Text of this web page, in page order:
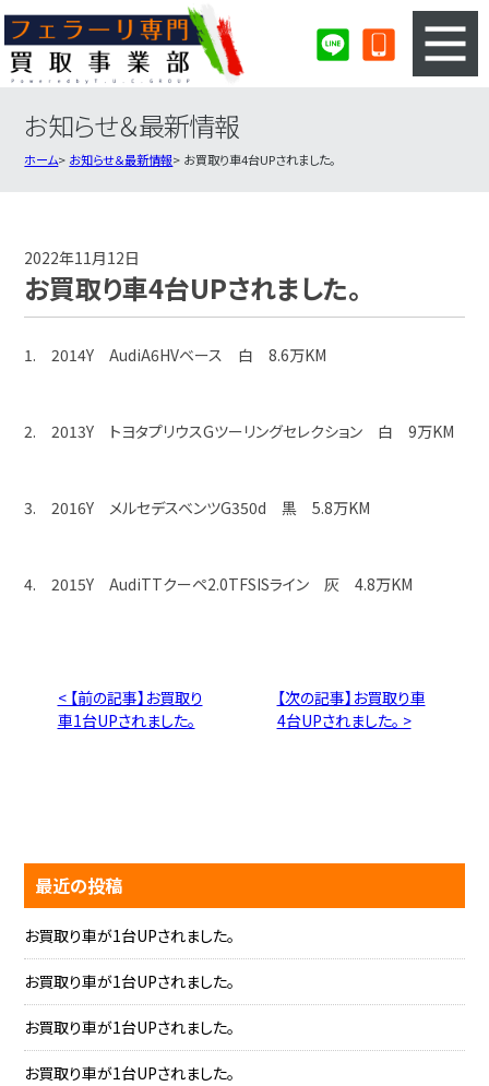
3ステップのカンタン査定
フェラーリ買取実績
お知らせ＆最新情報
ホーム お知らせ＆最新情報 お買取り車4台UPされました。
2022年11月12日
お買取り車4台UPされました。
1. 2014Y AudiA6HVベース 白 8.6万KM
2. 2013Y トヨタプリウスGツーリングセレクション 白 9万KM
3. 2016Y メルセデスベンツG350d 黒 5.8万KM
4. 2015Y AudiTTクーペ2.0TFSISライン 灰 4.8万KM
< 【前の記事】お買取り
車1台UPされました。
【次の記事】お買取り車
4台UPされました。 >
最近の投稿
お買取り車が1台UPされました。
お買取り車が1台UPされました。
お買取り車が1台UPされました。
お買取り車が1台UPされました。